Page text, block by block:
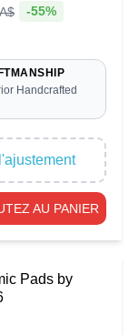
-55%
Handcrafted
AU PANIER
Pads by